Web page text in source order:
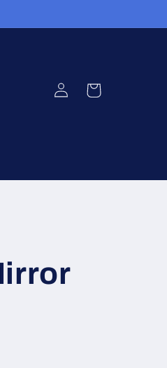
EinloggenWarenkorb